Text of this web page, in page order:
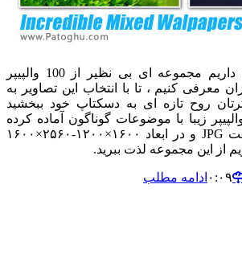
در این پست قسمت داریم مجموعه ای بی نظیر از 100 والپیپر
معرفی کنیم ، تا با انتخاب این تصاویر به
روح تازه ای به دسکتاپ خود ببخشید
ای از 100 والپیپر زیبا با موضوعات گوناگون آماده کرده
ایم.این تصاویر با فرمت JPG و در ابعاد ۱۶۰۰×۱۲۰۰-۲۵۶۰×۱۶۰۰
از این مجموعه لذت ببرید.
ادامه مطلب